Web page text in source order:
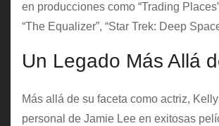
en producciones como “Trading
“The Equalizer”, “Star Trek: Deep
Un Legado Más Allá
Más allá de su faceta como actriz,
personal de Jamie Lee en exitosas